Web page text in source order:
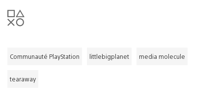
Communauté PlayStation littlebigplanet media molecule
tearaway